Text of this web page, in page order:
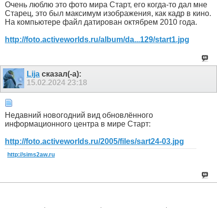
Очень люблю это фото мира Старт, его когда-то дал мне
Старец, это был максимум изображения, как кадр в кино.
На компьютере файл датирован октябрем 2010 года.
http://foto.activeworlds.ru/album/da...129/start1.jpg
Lija сказал(-а):
15.02.2024 23:18
Недавний новогодний вид обновлённого
информационного центра в мире Старт:
http://foto.activeworlds.ru/2005/files/sart24-03.jpg
http://sims2aw.ru